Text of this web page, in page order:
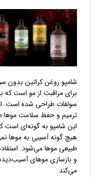
برای مراقبت از مو است که
سولفات طراحی شده است.
ترمیم و حفظ سلامت موها
این شامپو به گونه‌ای
هیچ گونه آسیبی به موها
طبیعی موها می‌شود.
و بازسازی موهای
می‌کند.